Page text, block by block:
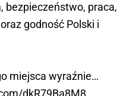
bezpieczeństwo, praca,
godność Polski i
miejsca wyraźnie…
dkR79Ba8M8